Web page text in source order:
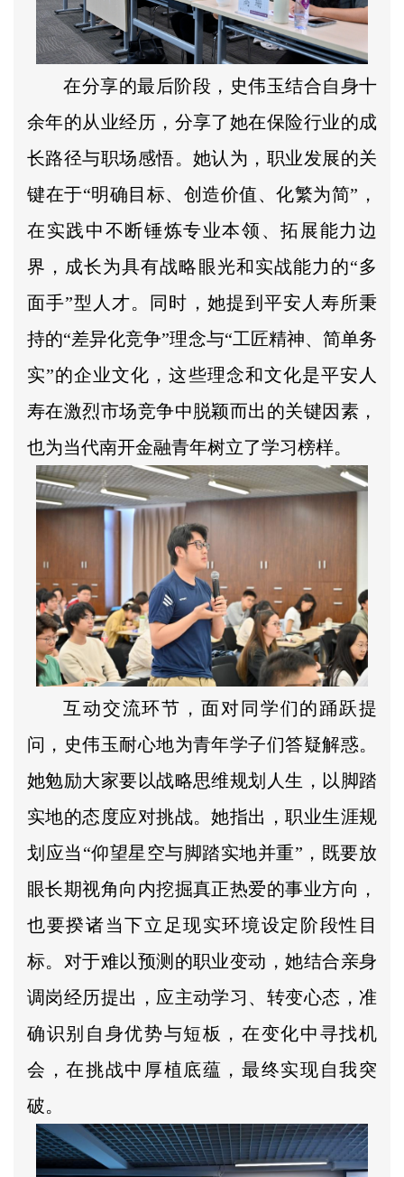
在分享的最后阶段，史伟玉结合自身十
余年的从业经历，分享了她在保险行业的成
长路径与职场感悟。她认为，职业发展的关
键在于“明确目标、创造价值、化繁为简”，
在实践中不断锤炼专业本领、拓展能力边
界，成长为具有战略眼光和实战能力的“多
面手”型人才。同时，她提到平安人寿所秉
持的“差异化竞争”理念与“工匠精神、简单务
实”的企业文化，这些理念和文化是平安人
寿在激烈市场竞争中脱颖而出的关键因素，
也为当代南开金融青年树立了学习榜样。
互动交流环节，面对同学们的踊跃提
问，史伟玉耐心地为青年学子们答疑解惑。
她勉励大家要以战略思维规划人生，以脚踏
实地的态度应对挑战。她指出，职业生涯规
划应当“仰望星空与脚踏实地并重”，既要放
眼长期视角向内挖掘真正热爱的事业方向，
也要揆诸当下立足现实环境设定阶段性目
标。对于难以预测的职业变动，她结合亲身
调岗经历提出，应主动学习、转变心态，准
确识别自身优势与短板，在变化中寻找机
会，在挑战中厚植底蕴，最终实现自我突
破。